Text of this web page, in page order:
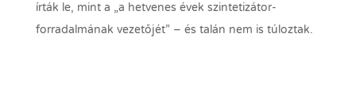
írták le, mint a „a hetvenes évek szintetizátor-
forradalmának vezetőjét” – és talán nem is túloztak.